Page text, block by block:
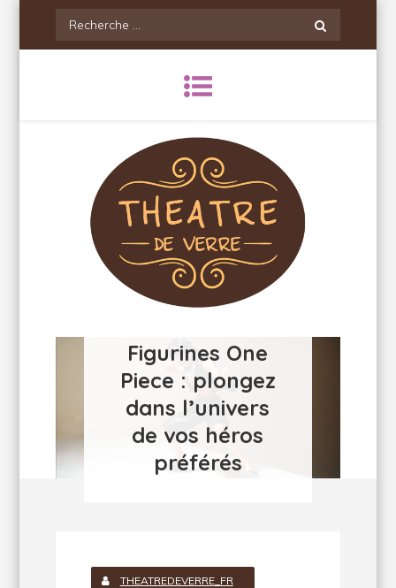
Recherche
pour:
TheatredeverreFigurines One
Piece : plongez
dans l’univers
de vos héros
préférés
THEATREDEVERRE_FR